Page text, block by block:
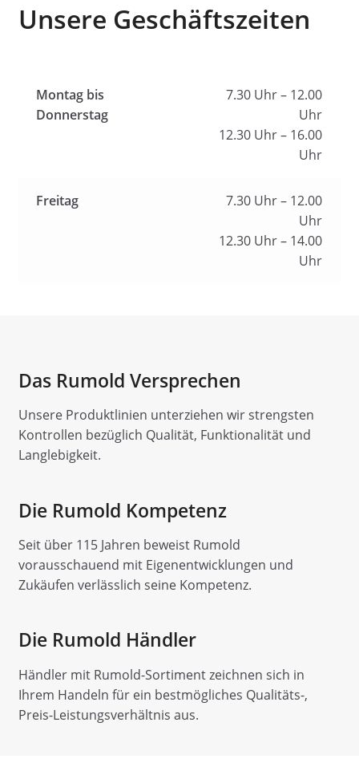
Unsere Geschäftszeiten
Montag bis
Donnerstag
7.30 Uhr – 12.00
Uhr
12.30 Uhr – 16.00
Uhr
Freitag
7.30 Uhr – 12.00
Uhr
12.30 Uhr – 14.00
Uhr
Das Rumold Versprechen
Unsere Produktlinien unterziehen wir strengsten
Kontrollen bezüglich Qualität, Funktionalität und
Langlebigkeit.
Die Rumold Kompetenz
Seit über 115 Jahren beweist Rumold
vorausschauend mit Eigen­ent­wick­lungen und
Zukäufen verlässlich seine Kompetenz.
Die Rumold Händler
Händler mit Rumold-Sortiment zeichnen sich in
Ihrem Handeln für ein bestmögliches Qualitäts-,
Preis-Leistungsverhältnis aus.